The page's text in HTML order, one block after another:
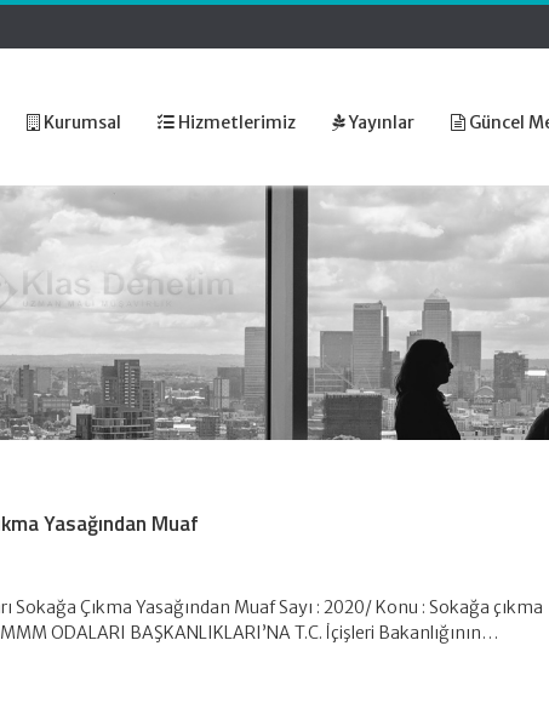
Kurumsal Hizmetlerimiz Yayınlar Güncel
Yasağından Muaf
Sokağa Çıkma Yasağından Muaf Sayı : 2020/ Konu : Sokağa çıkma
ODALARI BAŞKANLIKLARI’NA T.C. İçişleri Bakanlığının…